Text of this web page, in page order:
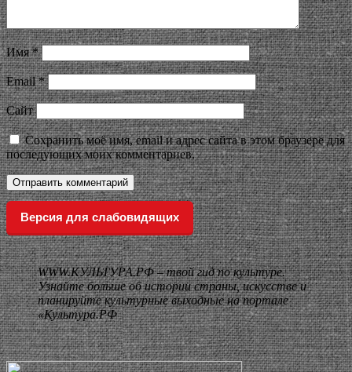
Имя*
Email*
Сайт
Сохранить моё имя, email и адрес сайта в этом браузере для
последующих моих комментариев.
Версия для слабовидящих
WWW.КУЛЬТУРА.РФ – твой гид по культуре.
Узнайте больше об истории страны, искусстве и
планируйте культурные выходные на портале
«Культура.РФ